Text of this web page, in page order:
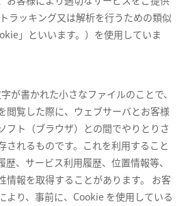
ラッキング又は解析を行うための類似
」といいます。）を使用していま
が書かれた小さなファイルのことで、
閲覧した際に、ウェブサーバとお客様
フト（ブラウザ）との間でやりとりさ
されるものです。これを利用すること
、サービス利用履歴、位置情報等、
情報を取得することがあります。 お客
より、事前に、Cookie を使用している